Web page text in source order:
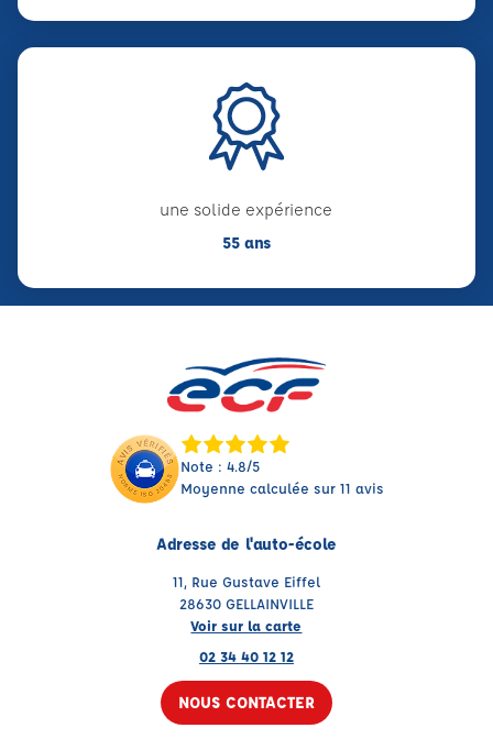
une solide expérience
55 ans
Note : 4.8/5
Moyenne calculée sur 11 avis
Adresse de l'auto-école
11, Rue Gustave Eiffel
28630 GELLAINVILLE
Voir sur la carte
02 34 40 12 12
NOUS CONTACTER